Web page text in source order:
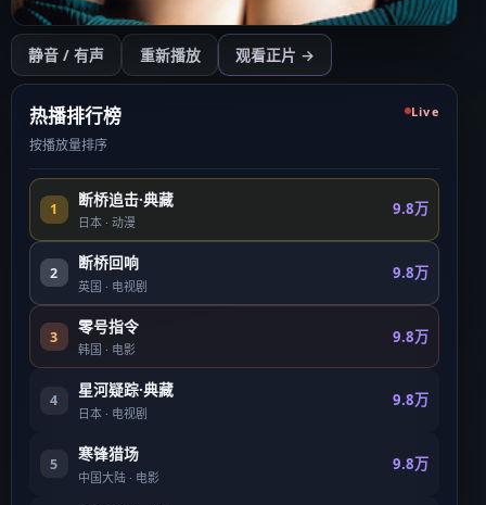
开始播放
点击后开始（需用户操作以符合浏览器策略）
静音 / 有声 重新播放 观看正片 →
热播排行榜
按播放量排序
Live
1
断桥追击·典藏
日本 ·动漫
9.8万
2
断桥回响
英国 · 电视剧
9.8万
3
零号指令
韩国 · 电影
9.8万
4
星河疑踪·典藏
日本 · 电视剧
9.8万
5
寒锋猎场
中国大陆 · 电影
9.8万